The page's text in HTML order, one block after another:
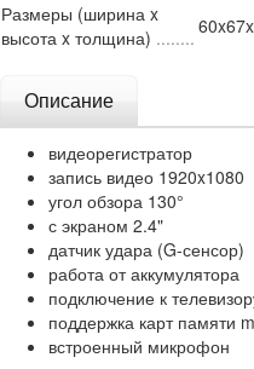
Размеры (ширина x
высота x толщина)
Описание
видеорегистратор
запись видео 1920x1080
угол обзора 130°
с экраном 2.4"
датчик удара (G-сенсор)
работа от аккумулятора
подключение к
поддержка карт памяти
встроенный микрофон